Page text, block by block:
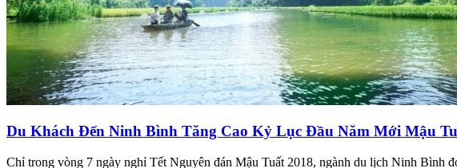
Du Khách Đến Ninh Bình Tăng Cao Kỷ Lục Đầu Năm Mới Mậu
Chỉ trong vòng 7 ngày nghỉ Tết Nguyên đán Mậu Tuất 2018, ngành du lịch Ninh Bình